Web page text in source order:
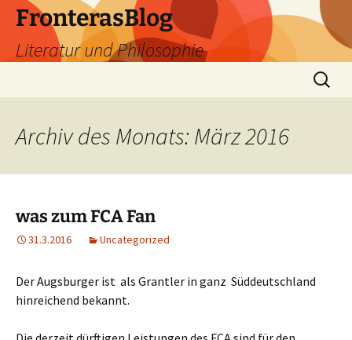
Zum
Inhalt
springen
FronterasBlog
Literatur und Philosophie
Suche
nach:
Archiv des Monats: März 2016
was zum FCA Fan
31.3.2016 Uncategorized
Der Augsburger ist als Grantler in ganz Süddeutschland
hinreichend bekannt.